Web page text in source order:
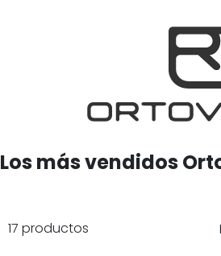
Los más vendidos
17 productos